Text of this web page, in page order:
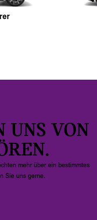
UNS VON
mehr über ein bestimmtes
Sie uns gerne.